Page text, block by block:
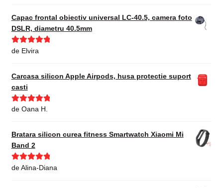
Capac frontal obiectiv universal LC-40.5, camera foto
DSLR, diametru 40.5mm
Evaluat la
de Elvira
Carcasa silicon Apple Airpods, husa protectie suport
casti
Evaluat la5
de Oana H.
Bratara silicon curea fitness Smartwatch Xiaomi Mi
Band 2
Evaluat la5
de Alina-Diana